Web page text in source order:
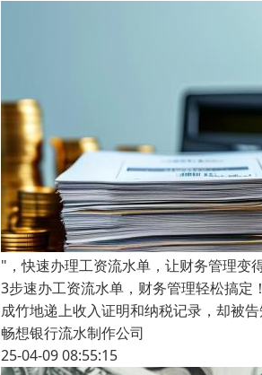
"，快速办理工资流水单，让财务管理变
3步速办工资流水单，财务管理轻松搞
成竹地递上收入证明和纳税记录，却被
畅想银行流水制作公司
25-04-09 08:55:15